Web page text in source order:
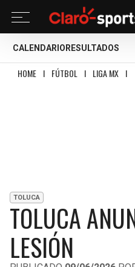
CALENDARIO RESULTADOS
HOME I FÚTBOL I LIGA MX I
TOLUCA
TOLUCA
LESIÓN